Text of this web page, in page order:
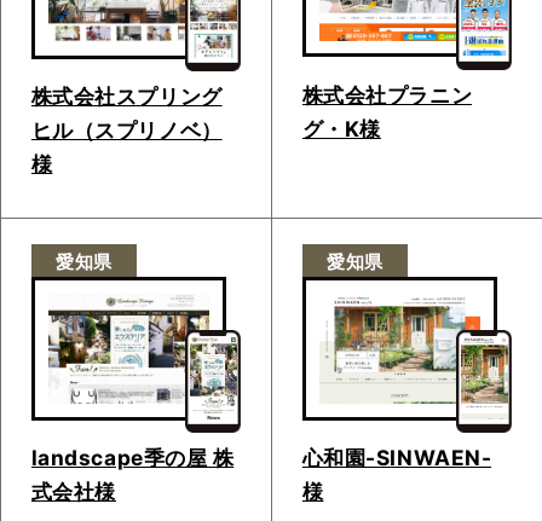
株式会社スプリング
ヒル（スプリノベ）
様
株式会社プラニン
グ・K様
愛知県
landscape季の屋 株
式会社様
愛知県
心和園-SINWAEN-
様